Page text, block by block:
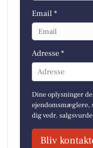
Email *
Adresse *
Adresse
Dine oplysninger
ejendomsmæglere,
dig vedr.
Bliv